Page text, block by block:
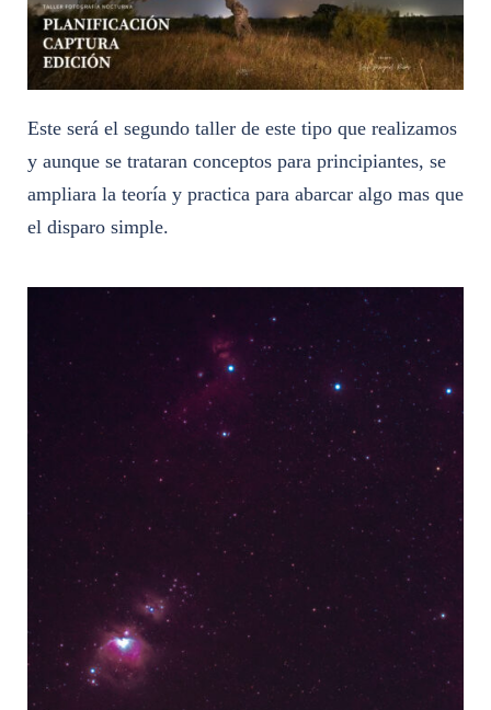
Este será el segundo taller de este tipo que realizamos
y aunque se trataran conceptos para principiantes, se
ampliara la teoría y practica para abarcar algo mas que
el disparo simple.